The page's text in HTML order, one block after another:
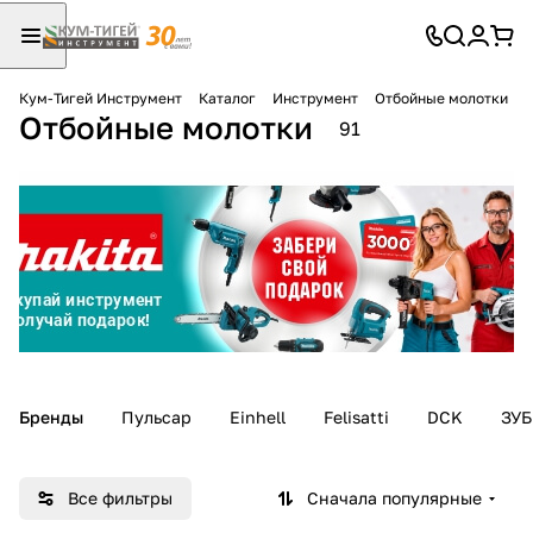
Кум-Тигей Инструмент Каталог Инструмент Отбойные молотки
Отбойные молотки 91
Бренды Пульсар Einhell Felisatti DCK
Все фильтры Сначала популярные
Для клиентов всех банков
Разбейте
оплату на части
без переплат